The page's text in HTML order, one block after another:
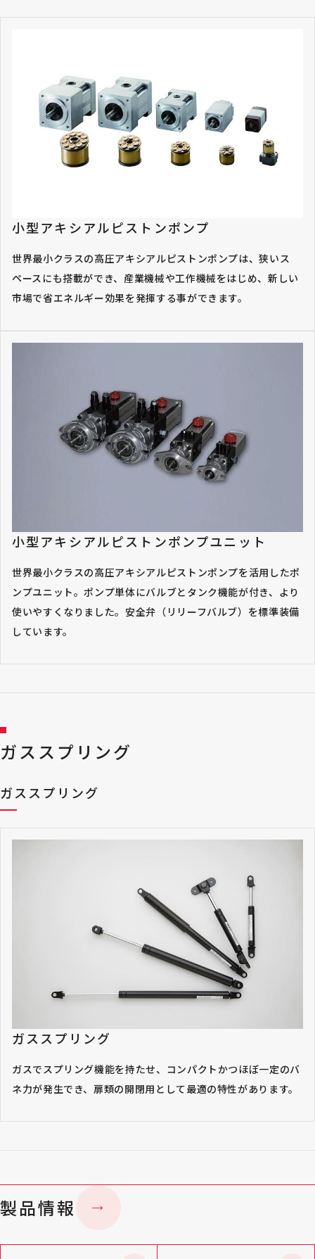
小型アキシアルピストンポンプ
世界最小クラスの高圧アキシアルピストンポンプは、狭いス
ペースにも搭載ができ、産業機械や工作機械をはじめ、新しい
市場で省エネルギー効果を発揮する事ができます。
小型アキシアルピストンポンプユニット
世界最小クラスの高圧アキシアルピストンポンプを活用したポ
ンプユニット。ポンプ単体にバルブとタンク機能が付き、より
使いやすくなりました。安全弁（リリーフバルブ）を標準装備
しています。
ガススプリング
ガススプリング
ガススプリング
ガスでスプリング機能を持たせ、コンパクトかつほぼ一定のバ
ネ力が発生でき、扉類の開閉用として最適の特性があります。
製品情報